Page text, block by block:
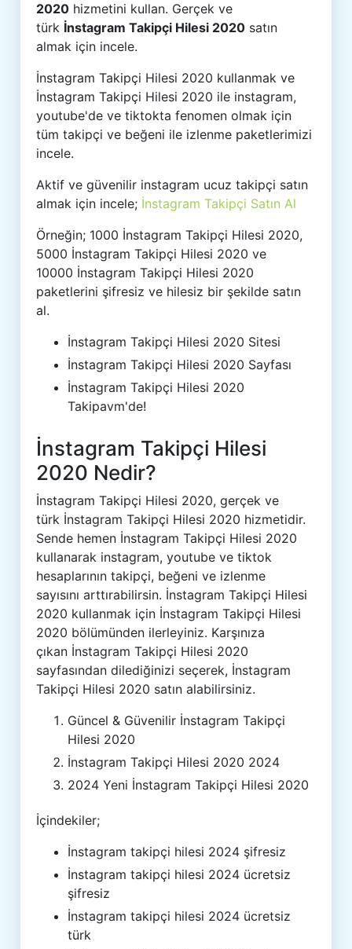
2020 hizmetini kullan. Gerçek ve
türk İnstagram Takipçi Hilesi 2020 satın
almak için incele.
İnstagram Takipçi Hilesi 2020 kullanmak ve
İnstagram Takipçi Hilesi 2020 ile instagram,
youtube'de ve tiktokta fenomen olmak için
tüm takipçi ve beğeni ile izlenme paketlerimizi
incele.
Aktif ve güvenilir instagram ucuz takipçi satın
almak için incele; İnstagram Takipçi Satın Al
Örneğin; 1000 İnstagram Takipçi Hilesi 2020,
5000 İnstagram Takipçi Hilesi 2020 ve
10000 İnstagram Takipçi Hilesi 2020
paketlerini şifresiz ve hilesiz bir şekilde satın
al.
İnstagram Takipçi Hilesi 2020 Sitesi
İnstagram Takipçi Hilesi 2020 Sayfası
İnstagram Takipçi Hilesi 2020
Takipavm'de!
İnstagram Takipçi Hilesi
2020 Nedir?
İnstagram Takipçi Hilesi 2020, gerçek ve
türk İnstagram Takipçi Hilesi 2020 hizmetidir.
Sende hemen İnstagram Takipçi Hilesi 2020
kullanarak instagram, youtube ve tiktok
hesaplarının takipçi, beğeni ve izlenme
sayısını arttırabilirsin. İnstagram Takipçi Hilesi
2020 kullanmak için İnstagram Takipçi Hilesi
2020 bölümünden ilerleyiniz. Karşınıza
çıkan İnstagram Takipçi Hilesi 2020
sayfasından dilediğinizi seçerek, İnstagram
Takipçi Hilesi 2020 satın alabilirsiniz.
Güncel & Güvenilir İnstagram Takipçi
Hilesi 2020
İnstagram Takipçi Hilesi 2020 2024
2024 Yeni İnstagram Takipçi Hilesi 2020
İçindekiler;
İnstagram takipçi hilesi 2024 şifresiz
İnstagram takipçi hilesi 2024 ücretsiz
şifresiz
İnstagram takipçi hilesi 2024 ücretsiz
türk